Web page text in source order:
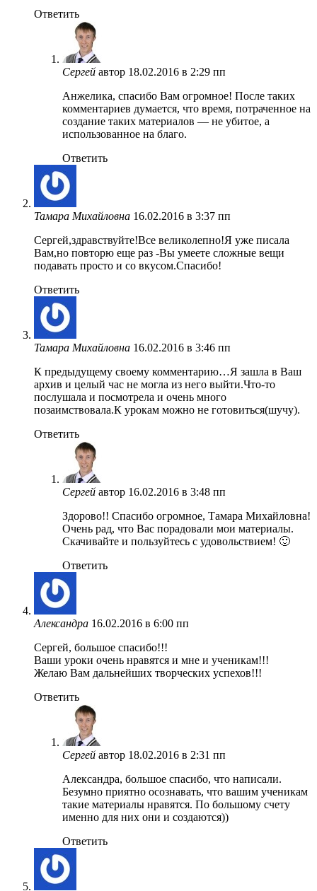
Ответить
Сергей автор 18.02.2016 в 2:29 пп
Анжелика, спасибо Вам огромное! После таких
комментариев думается, что время, потраченное на
создание таких материалов — не убитое, а
использованное на благо.
Ответить
Тамара Михайловна 16.02.2016 в 3:37 пп
Сергей,здравствуйте!Все великолепно!Я уже писала
Вам,но повторю еще раз -Вы умеете сложные вещи
подавать просто и со вкусом.Спасибо!
Ответить
Тамара Михайловна 16.02.2016 в 3:46 пп
К предыдущему своему комментарию…Я зашла в Ваш
архив и целый час не могла из него выйти.Что-то
послушала и посмотрела и очень много
позаимствовала.К урокам можно не готовиться(шучу).
Ответить
Сергей автор 16.02.2016 в 3:48 пп
Здорово!! Спасибо огромное, Тамара Михайловна!
Очень рад, что Вас порадовали мои материалы.
Скачивайте и пользуйтесь с удовольствием! 🙂
Ответить
Александра 16.02.2016 в 6:00 пп
Сергей, большое спасибо!!!
Ваши уроки очень нравятся и мне и ученикам!!!
Желаю Вам дальнейших творческих успехов!!!
Ответить
Сергей автор 18.02.2016 в 2:31 пп
Александра, большое спасибо, что написали.
Безумно приятно осознавать, что вашим ученикам
такие материалы нравятся. По большому счету
именно для них они и создаются))
Ответить